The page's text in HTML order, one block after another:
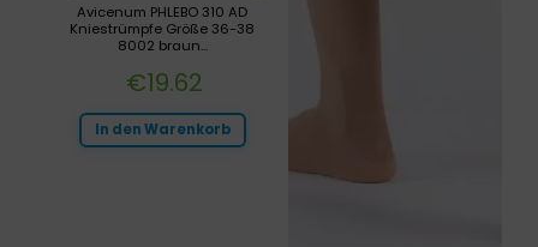
Avicenum PHLEBO 310 AD
Kniestrümpfe Größe 36-38
8002 braun...
€19.62
In den Warenkorb